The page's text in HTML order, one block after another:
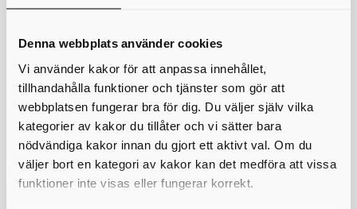
Denna webbplats använder cookies
Vi använder kakor för att anpassa innehållet,
tillhandahålla funktioner och tjänster som gör att
webbplatsen fungerar bra för dig. Du väljer själv vilka
kategorier av kakor du tillåter och vi sätter bara
nödvändiga kakor innan du gjort ett aktivt val. Om du
väljer bort en kategori av kakor kan det medföra att vissa
funktioner inte visas eller fungerar korrekt.